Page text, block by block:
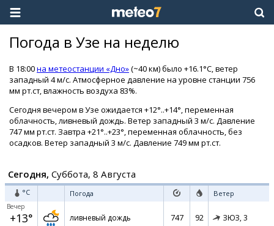
Погода в Узе на неделю
В 18:00на метеостанции «Дно»(~40 км) было +16.1°C, ветер
западный 4 м/с. Атмосферное давление на уровне станции 756
мм рт.ст, влажность воздуха 83%.
Сегодня вечером в Узе ожидается +12°..+14°, переменная
облачность, ливневый дождь. Ветер западный 3 м/с. Давление
747 мм рт.ст. Завтра +21°..+23°, переменная облачность, без
осадков. Ветер западный 3 м/с. Давление 749 мм рт.ст.
Сегодня, Суббота, 8 Августа
°C Погода Ветер
Вечер
+13° ливневый дождь 747 92 ЗЮЗ, 3